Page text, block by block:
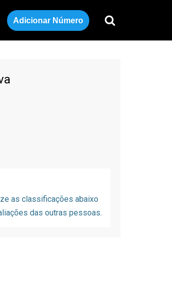
Adicionar Número
as classificações abaixo
das outras pessoas.